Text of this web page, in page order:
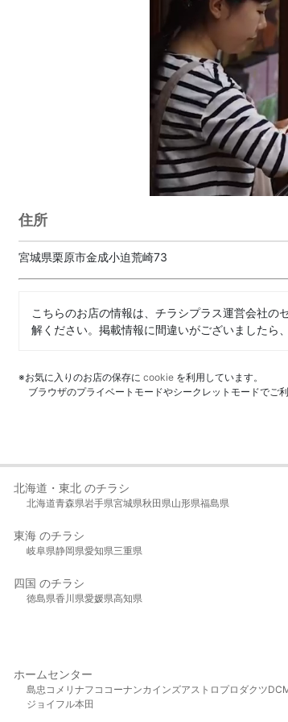
住所
宮城県栗原市金成小迫荒崎73
こちらのお店の情報は、チラシプラス運営会社
解ください。掲載情報に間違いがございましたら
※お気に入りのお店の保存に cookie を利用しています。
ブラウザのプライベートモードやシークレットモードでご
北海道・東北 のチラシ
北海道青森県岩手県宮城県秋田県山形県福島県
東海 のチラシ
岐阜県静岡県愛知県三重県
四国 のチラシ
徳島県香川県愛媛県高知県
ホームセンター
島忠 コメリ ナフコ コーナンカインズアストロプロダクツ
ジョイフル本田